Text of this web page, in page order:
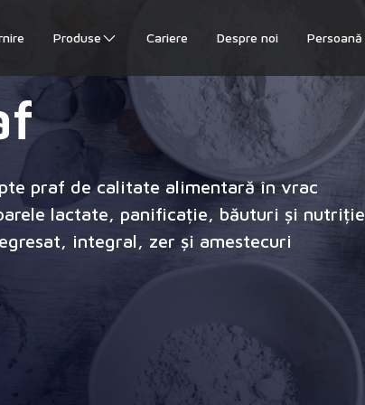
Produse Cariere Despre noi
praf de calitate alimentară în vrac
lactate, panificație, băuturi și nutriție
integral, zer și amestecuri